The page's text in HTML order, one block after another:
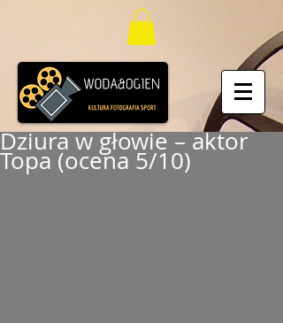
Dziura w głowie – aktor
Topa (ocena 5/10)